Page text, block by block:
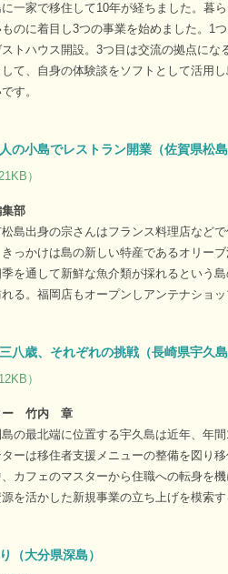
一家で移住して10年が経ちました。暮
ものに着目し3つの事業を始めました。1
ストハウス開設。3つ目は交流の拠点に
て、自身の体験談をソフトとして活用
す。
の小島でレストラン開業（佐賀県松
）
部
島出身の宗さんはフランス料理店など
きっかけは島の新しい特産であるオリー
を通して新鮮な魚介類が採れるという
れる。福岡店もオープンしアンテナショ
八歳、それぞれの挑戦（長崎県宇久
）
ー 竹内 章
の最北端に位置する宇久島は近年、年
ーは移住者支援メニューの整備を図り
カフェのマスターから住職への転身を
を活かした新規事業の立ち上げを模索
（大分県深島）